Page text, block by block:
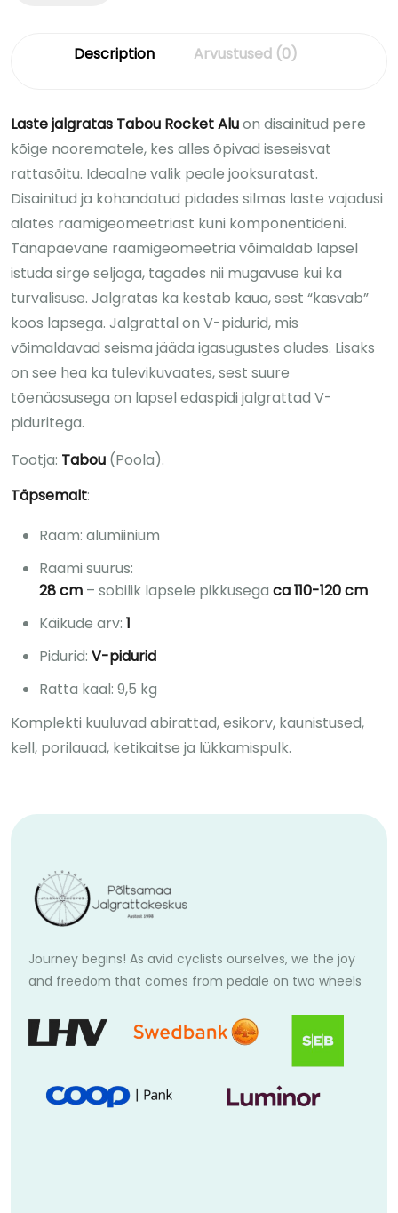
Description Arvustused (0)
Laste jalgratas Tabou Rocket Aluon disainitud pere
kõige noorematele, kes alles õpivad iseseisvat
rattasõitu. Ideaalne valik peale jooksuratast.
Disainitud ja kohandatud pidades silmas laste vajadusi
alates raamigeomeetriast kuni komponentideni.
Tänapäevane raamigeomeetria võimaldab lapsel
istuda sirge seljaga, tagades nii mugavuse kui ka
turvalisuse. Jalgratas ka kestab kaua, sest “kasvab”
koos lapsega. Jalgrattal on V-pidurid, mis
võimaldavad seisma jääda igasugustes oludes. Lisaks
on see hea ka tulevikuvaates, sest suure
tõenäosusega on lapsel edaspidi jalgrattad V-
piduritega.
Tootja: Tabou (Poola).
Täpsemalt:
Raam: alumiinium
Raami suurus:
28 cm – sobilik lapsele pikkusega ca 110-120 cm
Käikude arv: 1
Pidurid: V-pidurid
Ratta kaal: 9,5 kg
Komplekti kuuluvad abirattad, esikorv, kaunistused,
kell, porilauad, ketikaitse ja lükkamispulk.
Journey begins! As avid cyclists ourselves, we the joy
and freedom that comes from pedale on two wheels